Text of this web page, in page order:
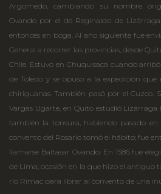
Argomedo, cambiando su nombre
Ovando por el de Reginaldo de
entonces en boga. Al año siguiente fue
General a recorrer las provincias, desde
Chile. Estuvo en Chuquisaca cuando
de Toledo y se opuso a la expedición
chiriguanas. También pasó por el Cuzco.
Vargas Ugarte, en Quito estudió
también la tonsura, habiendo pasado en
convento del Rosario tomó el hábito; fue
llamarse Baltasar Ovando. En 1586 fue
de Lima, ocasión en la que hizo el antiguo
río Rímac para librar al convento de una